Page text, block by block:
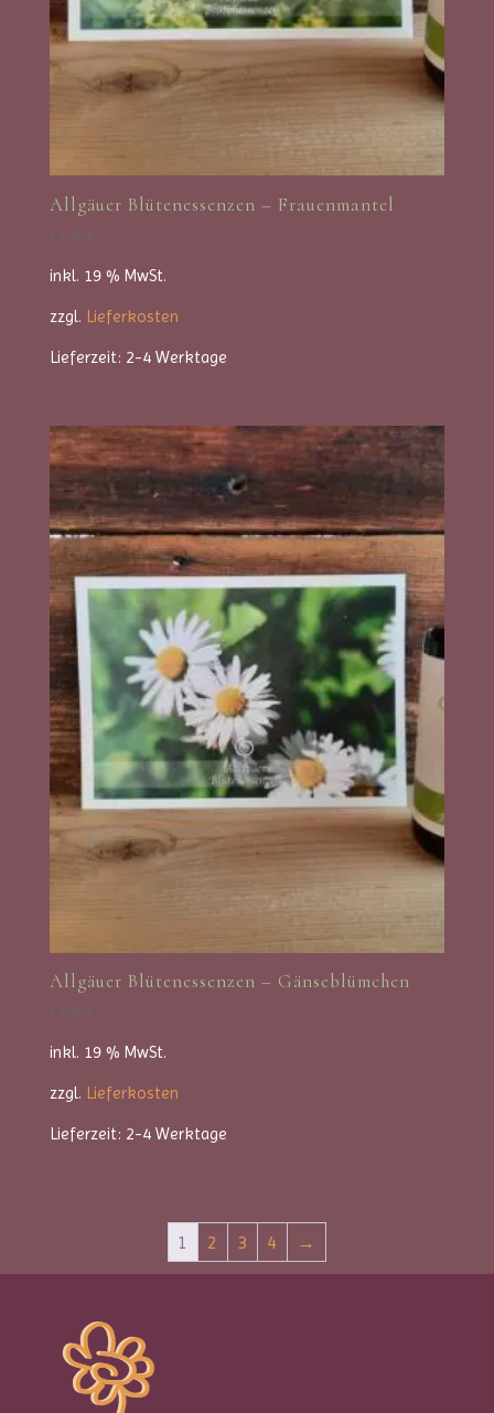
Allgäuer Blütenessenzen – Frauenmantel
17,95 €
inkl. 19 % MwSt.
zzgl. Lieferkosten
Lieferzeit: 2-4 Werktage
Allgäuer Blütenessenzen – Gänseblümchen
17,95 €
inkl. 19 % MwSt.
zzgl. Lieferkosten
Lieferzeit: 2-4 Werktage
1 2 3 4 →